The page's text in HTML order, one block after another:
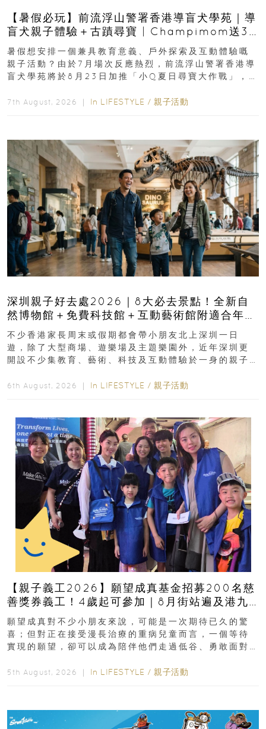
【暑假必玩】前流浮山警署香港導盲犬學苑｜導
盲犬親子體驗＋古蹟尋寶 | Champimom送3
組免費名額
暑假想安排一個兼具教育意義、戶外探索及互動體驗嘅
親子活動？由於7月場次反應熱烈，前流浮山警署香港導
盲犬學苑將於8月23日加推「小Q夏日尋寶大作戰」，家
7th August, 2026 ｜ In LIFESTYLE / 親子活動
深圳親子好去處2026｜8大必去景點！全新自
然博物館＋免費科技館＋互動藝術館附適合年
齡、交通、門票、開放時間
不少香港家長周末或假期都會帶小朋友北上深圳一日
遊，除了大型商場、遊樂場及主題樂園外，近年深圳更
開設不少集教育、藝術、科技及互動體驗於一身的親子
6th August, 2026 ｜ In LIFESTYLE / 親子活動
【親子義工2026】願望成真基金招募200名慈
善獎券義工！4歲起可參加｜8月街站遍及港九
新界
願望成真對不少小朋友來說，可能是一次期待已久的驚
喜；但對正在接受漫長治療的重病兒童而言，一個等待
實現的願望，卻可以成為陪伴他們走過低谷、勇敢面對
5th August, 2026 ｜ In LIFESTYLE / 親子活動